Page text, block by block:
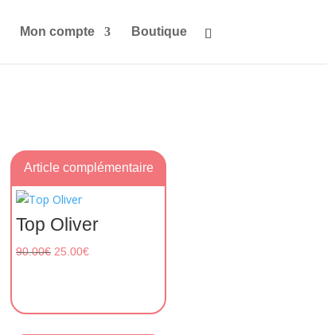
Mon compte Boutique
Article complémentaire
Top Oliver
90.00€ Le
25.00€Le